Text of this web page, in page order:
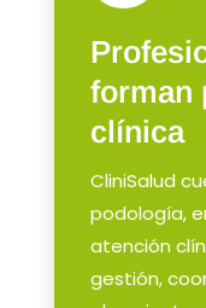
forman
clínica
CliniSalud
podología,
atención
gestión,